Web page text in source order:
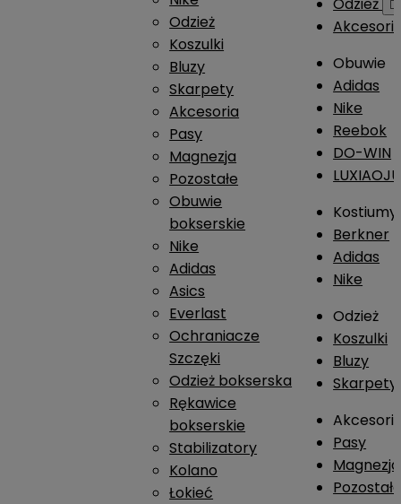
Odzież
Koszulki
Bluzy
Skarpety
Akcesoria
Pasy
Magnezja
Pozostałe
Obuwie
bokserskie
Nike
Adidas
Asics
Everlast
Ochraniacze
Szczęki
Odzież bokserska
Rękawice
bokserskie
Stabilizatory
Kolano
Łokieć

Obuwie
Adidas
Nike
Reebok
DO-WIN
Kostiumy
Berkner
Adidas
Nike
Odzież
Koszulki
Bluzy
Skarpety
Pasy
Magnezja